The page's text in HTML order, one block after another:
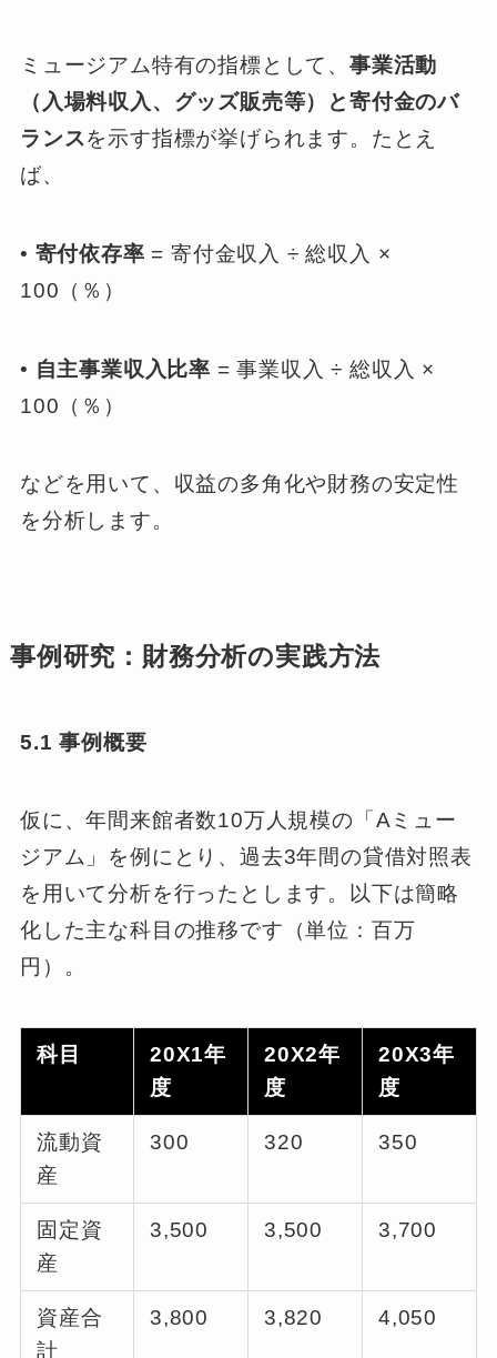
ミュージアム特有の指標として、事業活動
（入場料収入、グッズ販売等）と寄付金のバ
ランスを示す指標が挙げられます。たとえ
ば、
• 寄付依存率 = 寄付金収入 ÷ 総収入 ×
100（％）
• 自主事業収入比率 = 事業収入 ÷ 総収入 ×
100（％）
などを用いて、収益の多角化や財務の安定性
を分析します。
事例研究：財務分析の実践方法
5.1 事例概要
仮に、年間来館者数10万人規模の「Aミュー
ジアム」を例にとり、過去3年間の貸借対照表
を用いて分析を行ったとします。以下は簡略
化した主な科目の推移です（単位：百万
円）。
科目
20X1年
度
20X2年
度
20X3年
度
流動資
産
300 320 350
固定資
産
3,500 3,500 3,700
資産合
計
3,800 3,820 4,050